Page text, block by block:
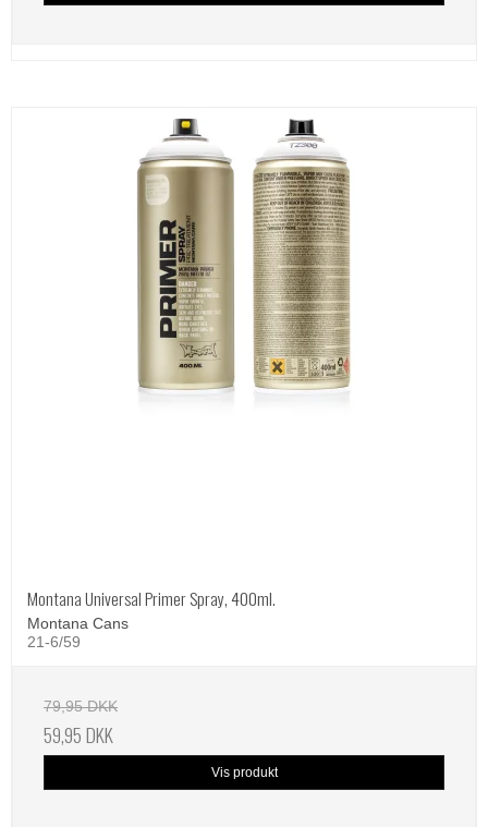
Montana Universal Primer Spray, 400ml.
Montana Cans
21-6/59
79,95 DKK
59,95 DKK
Vis produkt